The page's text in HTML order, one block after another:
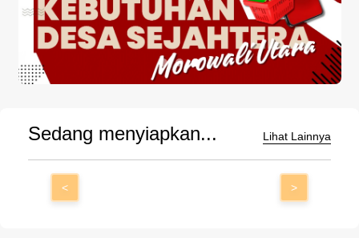
Sedang menyiapkan... Lihat Lainnya
< >